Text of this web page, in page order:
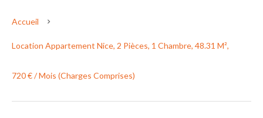
Accueil
Location Appartement Nice, 2 Pièces, 1 Chambre, 48.31 M²,
720 € / Mois (Charges Comprises)